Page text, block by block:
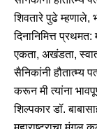
शिवतारे पुढे म्हणाले,
दिनानिमित्त
एकता, अखंडता,
सैनिकांनी हौतात्म्य
करून मी त्यांना
शिल्पकार डॉ.